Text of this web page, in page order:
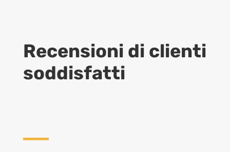
Recensioni di clienti
soddisfatti